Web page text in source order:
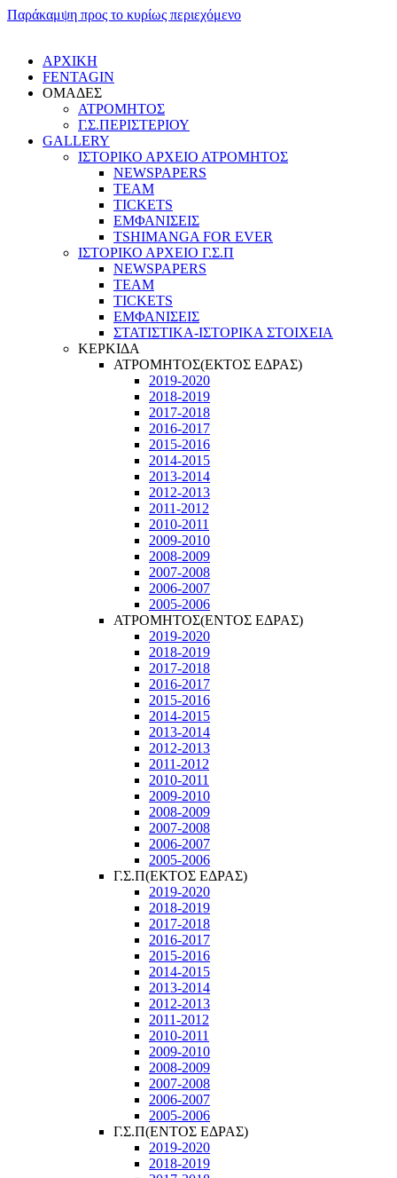
Παράκαμψη προς το κυρίως περιεχόμενο
ΑΡΧΙΚΗ
FENTAGIN
ΟΜΑΔΕΣ
ΑΤΡΟΜΗΤΟΣ
Γ.Σ.ΠEΡΙΣΤΕΡΙΟΥ
GALLERY
ΙΣΤΟΡΙΚΟ ΑΡΧΕΙΟ ΑΤΡΟΜΗΤΟΣ
NEWSPAPERS
TEAM
TICKETS
ΕΜΦΑΝΙΣΕΙΣ
TSHIMANGA FOR EVER
ΙΣΤΟΡΙΚΟ ΑΡΧΕΙΟ Γ.Σ.Π
NEWSPAPERS
TEAM
TICKETS
ΕΜΦΑΝΙΣΕΙΣ
ΣΤΑΤΙΣΤΙΚΑ-ΙΣΤΟΡΙΚΑ ΣΤΟΙΧΕΙΑ
ΚΕΡΚΙΔΑ
ΑΤΡΟΜΗΤΟΣ(ΕΚΤΟΣ ΕΔΡΑΣ)
2019-2020
2018-2019
2017-2018
2016-2017
2015-2016
2014-2015
2013-2014
2012-2013
2011-2012
2010-2011
2009-2010
2008-2009
2007-2008
2006-2007
2005-2006
ΑΤΡΟΜΗΤΟΣ(ΕΝΤΟΣ ΕΔΡΑΣ)
2019-2020
2018-2019
2017-2018
2016-2017
2015-2016
2014-2015
2013-2014
2012-2013
2011-2012
2010-2011
2009-2010
2008-2009
2007-2008
2006-2007
2005-2006
Γ.Σ.Π(ΕΚΤΟΣ ΕΔΡΑΣ)
2019-2020
2018-2019
2017-2018
2016-2017
2015-2016
2014-2015
2013-2014
2012-2013
2011-2012
2010-2011
2009-2010
2008-2009
2007-2008
2006-2007
2005-2006
Γ.Σ.Π(ΕΝΤΟΣ ΕΔΡΑΣ)
2019-2020
2018-2019